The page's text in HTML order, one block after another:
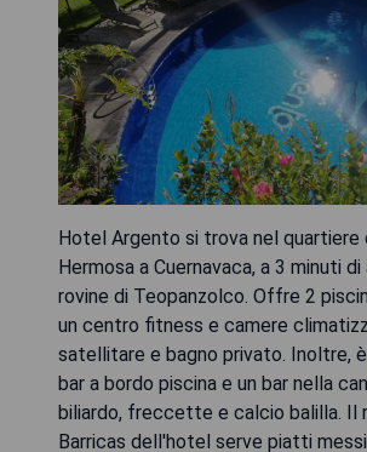
Hotel Argento si trova nel quartiere
Hermosa a Cuernavaca, a 3 minuti
rovine di Teopanzolco. Offre 2
un centro fitness e camere
satellitare e bagno privato. Inoltre,
bar a bordo piscina e un bar nella
biliardo, freccette e calcio balilla. Il
Barricas dell'hotel serve piatti